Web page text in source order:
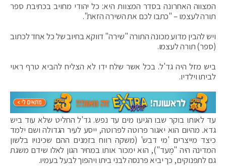
המצווה האחרונה בסדר המצוות היא: כל יהודי מחויב בכתיבת ספר
תורה לעצמו – "כתבו לכם את השירה הזאת".
ויש להבין מדוע מכונה התורה "שירה" דווקא בחיוב של כל אחד לכתוב
(ספר) תורה לעצמו.
ביש מזל היה גד'ל. בכל אשר שלח ידו לא הצליח להביא טרף ראוי
לביתו וילדיו.
עד לאותו בוקר שבו הגיעו מים עד נפש. גד'ל החליט שלא עוד ביש
גדא. מהיום הוא יאגור פרוטה לפרוטה, ייסע לעיר הגדולה ושם ילמד
כיצד מייצרים 'מי דבש' (משקה רווח בזמנים ההם שכינויו בלשון
המדינה היה "מֶעד"), הוא ימכור אותו במחיר הגון לאלו שידם משגת
גם לתפנוקים, כך יביא פרנסה לבני ביתו ויהפוך לבעל בעמיו.